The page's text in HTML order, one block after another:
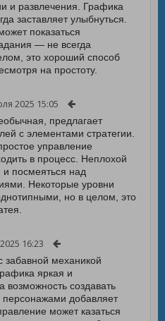
и развлечения. Графика
заставляет улыбнуться.
показаться
— не всегда
это хороший способ
на простоту.
2025 15:05
предлагает
с элементами стратегии.
управление
в процесс. Неплохой
и посмеяться над
Некоторые уровни
но в целом, это
16:23
забавной механикой
яркая и
возможность создавать
персонажами добавляет
может казаться